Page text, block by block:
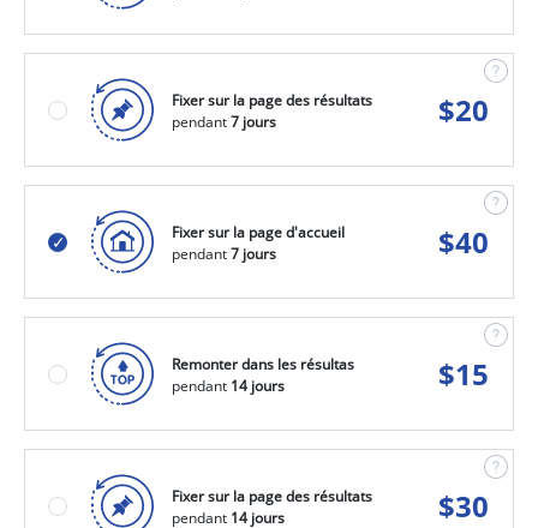
Fixer sur la page des résultats
pendant7 jours $20
Fixer sur la page d'accueil
pendant7 jours $40
Remonter dans les résultas
pendant 14 jours $15
Fixer sur la page des résultats
pendant 14 jours $30